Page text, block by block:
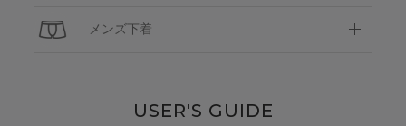
メンズ下着
USER'S GUIDE